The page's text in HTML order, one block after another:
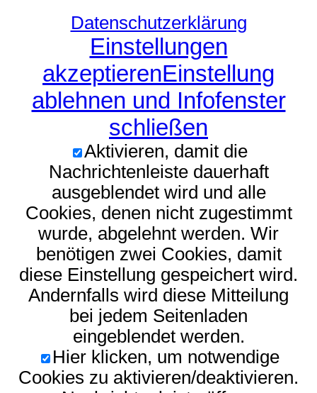
Datenschutzerklärung
Einstellungen
akzeptierenEinstellung
ablehnen und Infofenster
schließen
Aktivieren, damit die
Nachrichtenleiste dauerhaft
ausgeblendet wird und alle
Cookies, denen nicht zugestimmt
wurde, abgelehnt werden. Wir
benötigen zwei Cookies, damit
diese Einstellung gespeichert wird.
Andernfalls wird diese Mitteilung
bei jedem Seitenladen
eingeblendet werden.
Hier klicken, um notwendige
Cookies zu aktivieren/deaktivieren.